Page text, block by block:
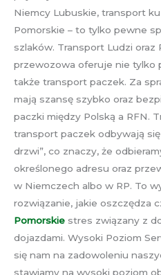
Niemcy Lubuskie, transport
Pomorskie – to tylko pewne
szlaków. Transport Ludzi oraz
przewozowa oferuje nie tylko
także transport paczek. Za
mają szansę szybko oraz
paczki między Polską a RFN.
transport paczek odbywają
drzwi”, co znaczy, że
określonego adresu oraz
w Niemczech albo w RP. To
rozwiązanie, jakie oszczędza
Pomorskie stres związany z
dojazdami. Wysoki Poziom
się nam na zadowoleniu
stawiamy na wysoki poziom